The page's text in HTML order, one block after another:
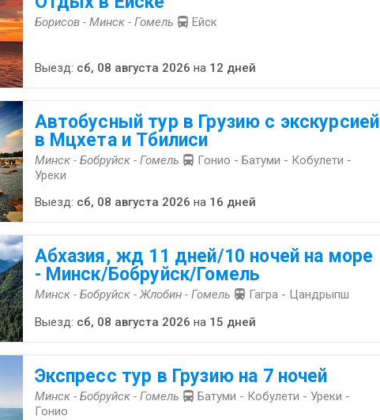
Борисов - Минск - Гомель Ейск
Выезд: сб, 08 августа 2026 на 12 дней
Автобусный тур в Грузию с экскурсией
в Мцхета и Тбилиси
Минск - Бобруйск - Гомель
Гонио - Батуми - Кобулети -
Уреки
Выезд: сб, 08 августа 2026 на 16 дней
Абхазия, жд 11 дней/10 ночей на море
- Минск/Бобруйск/Гомель
Минск - Бобруйск - Жлобин - Гомель Гагра - Цандрыпш
Выезд: сб, 08 августа 2026 на 15 дней
Экспресс тур в Грузию на 7 ночей
Минск - Бобруйск - Гомель
Батуми - Кобулети - Уреки -
Гонио